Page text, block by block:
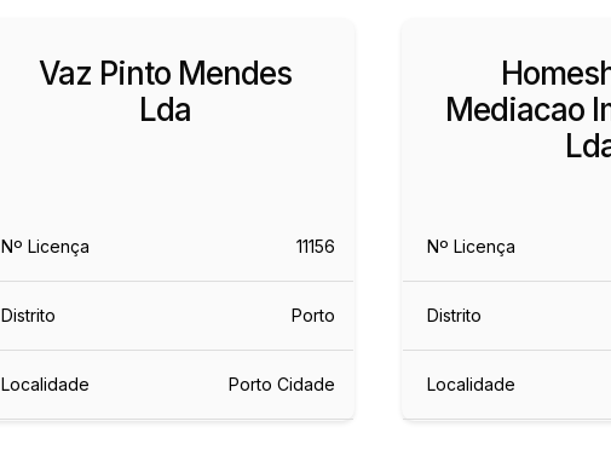
Vaz Pinto Mendes
Lda
Nº Licença 11156
Distrito Porto
Localidade Porto Cidade
Mediacao
Nº Licença
Distrito
Localidade